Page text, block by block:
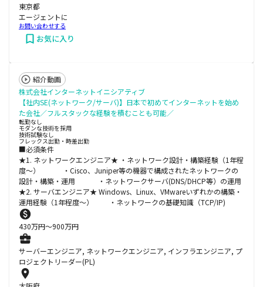
東京都
エージェントに
お問い合わせする
お気に入り
紹介動画
株式会社インターネットイニシアティブ
【社内SE(ネットワーク/サーバ)】日本で初めてインターネットを始め
た会社／フルスタックな経験を積むことも可能／
転勤なし
モダンな技術を採用
技術試験なし
フレックス出勤・時差出勤
■必須条件
★1. ネットワークエンジニア★ ・ネットワーク設計・構築経験（1年程
度～） ・Cisco、Juniper等の機器で構成されたネットワークの
設計・構築・運用 ・ネットワークサーバ(DNS/DHCP等）の運用
★2. サーバエンジニア★ Windows、Linux、VMwareいずれかの構築・
運用経験（1年程度～） ・ネットワークの基礎知識（TCP/IP)
430万円〜900万円
サーバーエンジニア, ネットワークエンジニア, インフラエンジニア, プ
ロジェクトリーダー(PL)